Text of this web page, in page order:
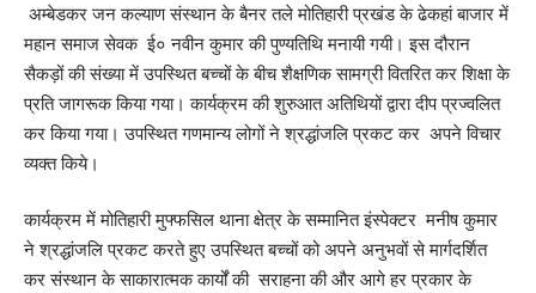
अम्बेडकर जन कल्याण संस्थान के बैनर तले मोतिहारी प्रखंड के ढेकहां बाजार में
महान समाज सेवक ई० नवीन कुमार की पुण्यतिथि मनायी गयी। इस दौरान
सैकड़ों की संख्या में उपस्थित बच्चों के बीच शैक्षणिक सामग्री वितरित कर शिक्षा के
प्रति जागरूक किया गया। कार्यक्रम की शुरुआत अतिथियों द्वारा दीप प्रज्वलित
कर किया गया। उपस्थित गणमान्य लोगों ने श्रद्धांजलि प्रकट कर अपने विचार
व्यक्त किये।
कार्यक्रम में मोतिहारी मुफ्फसिल थाना क्षेत्र के सम्मानित इंस्पेक्टर मनीष कुमार
ने श्रद्धांजलि प्रकट करते हुए उपस्थित बच्चों को अपने अनुभवों से मार्गदर्शित
कर संस्थान के साकारात्मक कार्यों की सराहना की और आगे हर प्रकार के